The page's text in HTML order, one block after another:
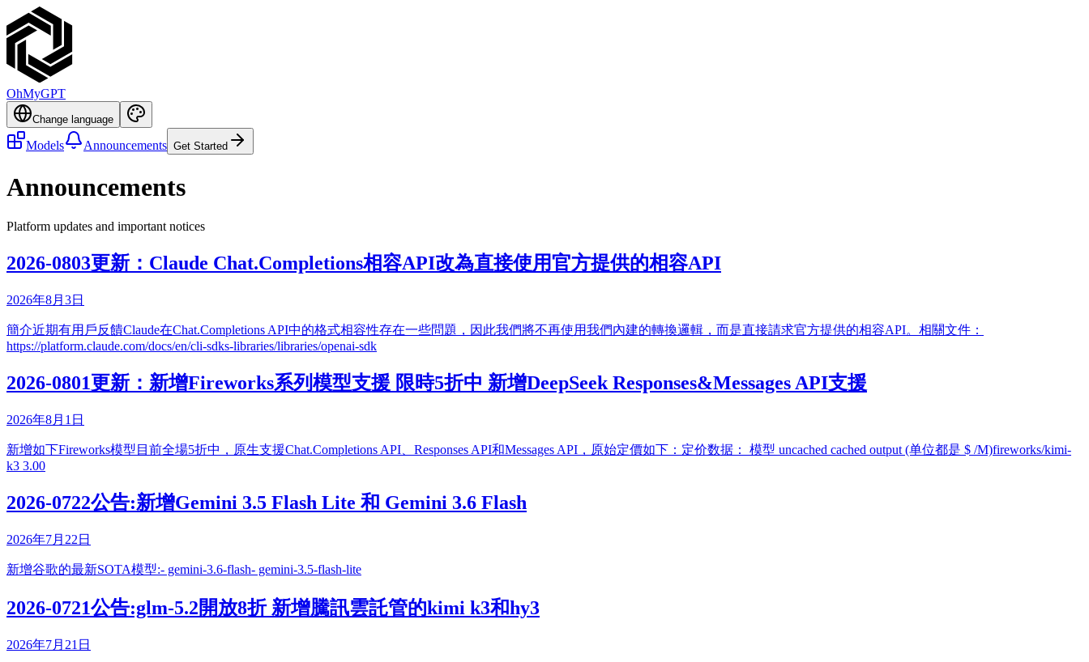
OhMyGPT
Change language
Models Announcements Get Started
Announcements
Platform updates and important notices
2026-0803更新：Claude Chat.Completions相容API改為直接使用官方提供的相容API
2026年8月3日
簡介近期有用戶反饋Claude在Chat.Completions API中的格式相容性存在一些問題，因此我們將不再使用我們內建的轉換邏輯，而是直接請求官方提供的相容API。相關文件：
https://platform.claude.com/docs/en/cli-sdks-libraries/libraries/openai-sdk
2026-0801更新：新增Fireworks系列模型支援 限時5折中 新增DeepSeek Responses&Messages API支援
2026年8月1日
新增如下Fireworks模型目前全場5折中，原生支援Chat.Completions API、Responses API和Messages API，原始定價如下：定价数据： 模型 uncached cached output (单位都是 $ /M)fireworks/kimi-
k3 3.00
2026-0722公告:新增Gemini 3.5 Flash Lite 和 Gemini 3.6 Flash
2026年7月22日
新增谷歌的最新SOTA模型:- gemini-3.6-flash- gemini-3.5-flash-lite
2026-0721公告:glm-5.2開放8折 新增騰訊雲託管的kimi k3和hy3
2026年7月21日